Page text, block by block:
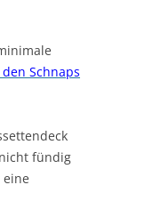
Schnaps
fündig